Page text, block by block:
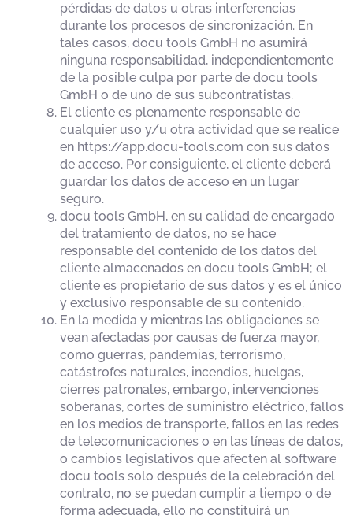
pérdidas de datos u otras interferencias
durante los procesos de sincronización. En
tales casos, docu tools GmbH no asumirá
ninguna responsabilidad, independientemente
de la posible culpa por parte de docu tools
GmbH o de uno de sus subcontratistas.
El cliente es plenamente responsable de
cualquier uso y/u otra actividad que se realice
en https://app.docu-tools.com con sus datos
de acceso. Por consiguiente, el cliente deberá
guardar los datos de acceso en un lugar
seguro.
docu tools GmbH, en su calidad de encargado
del tratamiento de datos, no se hace
responsable del contenido de los datos del
cliente almacenados en docu tools GmbH; el
cliente es propietario de sus datos y es el único
y exclusivo responsable de su contenido.
En la medida y mientras las obligaciones se
vean afectadas por causas de fuerza mayor,
como guerras, pandemias, terrorismo,
catástrofes naturales, incendios, huelgas,
cierres patronales, embargo, intervenciones
soberanas, cortes de suministro eléctrico, fallos
en los medios de transporte, fallos en las redes
de telecomunicaciones o en las líneas de datos,
o cambios legislativos que afecten al software
docu tools solo después de la celebración del
contrato, no se puedan cumplir a tiempo o de
forma adecuada, ello no constituirá un